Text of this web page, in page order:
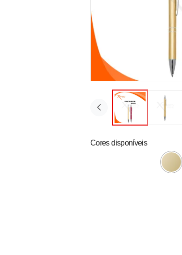
Cores disponíveis